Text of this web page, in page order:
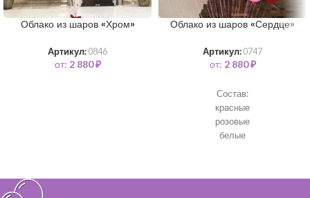
Облако из шаров «Хром»
Артикул: 0846
от: 2 880₽
Облако из шаров «Сердце»
Артикул: 0747
от: 2 880₽
Состав:
красные
розовые
белые